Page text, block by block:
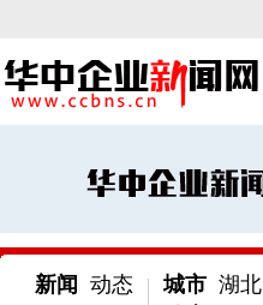
新闻
动态
城市 湖北